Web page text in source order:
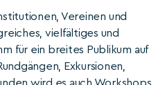
Vereinen und
vielfältiges und
für ein breites Publikum auf
Exkursionen,